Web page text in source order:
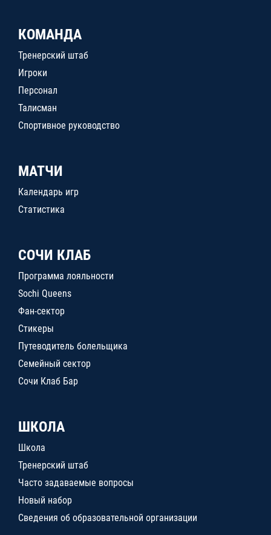
КОМАНДА
Тренерский штаб
Игроки
Персонал
Талисман
Спортивное руководство
МАТЧИ
Календарь игр
Статистика
СОЧИ КЛАБ
Программа лояльности
Sochi Queens
Фан-сектор
Стикеры
Путеводитель болельщика
Семейный сектор
Сочи Клаб Бар
ШКОЛА
Школа
Тренерский штаб
Часто задаваемые вопросы
Новый набор
Сведения об образовательной организации